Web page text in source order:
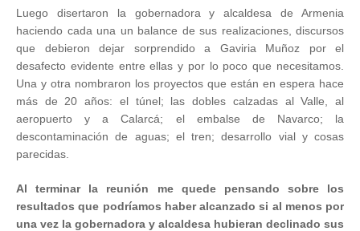
Luego disertaron la gobernadora y alcaldesa de Armenia
haciendo cada una un balance de sus realizaciones, discursos
que debieron dejar sorprendido a Gaviria Muñoz por el
desafecto evidente entre ellas y por lo poco que necesitamos.
Una y otra nombraron los proyectos que están en espera hace
más de 20 años: el túnel; las dobles calzadas al Valle, al
aeropuerto y a Calarcá; el embalse de Navarco; la
descontaminación de aguas; el tren; desarrollo vial y cosas
parecidas.
Al terminar la reunión me quede pensando sobre los
resultados que podríamos haber alcanzado si al menos por
una vez la gobernadora y alcaldesa hubieran declinado sus